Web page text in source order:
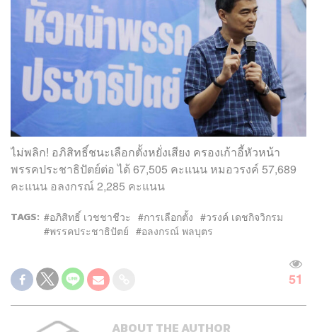
ไม่พลิก! อภิสิทธิ์ชนะเลือกตั้งหยั่งเสียง ครองเก้าอี้หัวหน้า
พรรคประชาธิปัตย์ต่อ ได้ 67,505 คะแนน หมอวรงค์ 57,689
คะแนน อลงกรณ์ 2,285 คะแนน
TAGS: อภิสิทธิ์ เวชชาชีวะ การเลือกตั้ง
วรงค์ เดชกิจวิกรม
พรรคประชาธิปัตย์
อลงกรณ์ พลบุตร
51
ABOUT THE AUTHOR